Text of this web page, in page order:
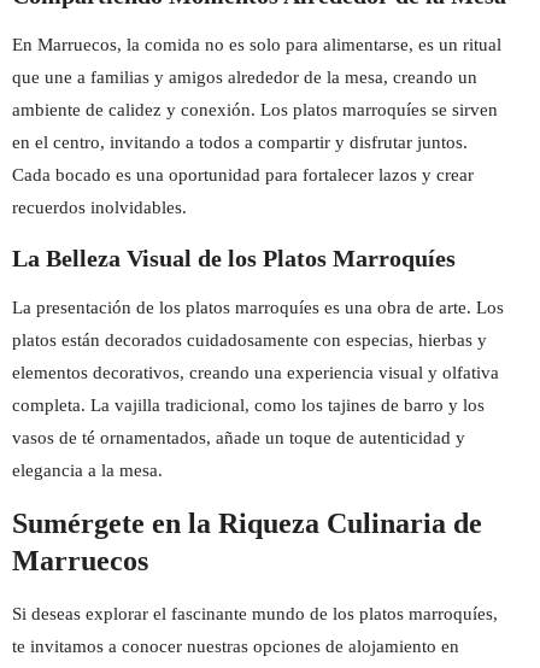
En Marruecos, la comida no es solo para alimentarse, es un ritual
que une a familias y amigos alrededor de la mesa, creando un
ambiente de calidez y conexión. Los platos marroquíes se sirven
en el centro, invitando a todos a compartir y disfrutar juntos.
Cada bocado es una oportunidad para fortalecer lazos y crear
recuerdos inolvidables.
La Belleza Visual de los Platos Marroquíes
La presentación de los platos marroquíes es una obra de arte. Los
platos están decorados cuidadosamente con especias, hierbas y
elementos decorativos, creando una experiencia visual y olfativa
completa. La vajilla tradicional, como los tajines de barro y los
vasos de té ornamentados, añade un toque de autenticidad y
elegancia a la mesa.
Sumérgete en la Riqueza Culinaria de
Marruecos
Si deseas explorar el fascinante mundo de los platos marroquíes,
te invitamos a conocer nuestras opciones de alojamiento en